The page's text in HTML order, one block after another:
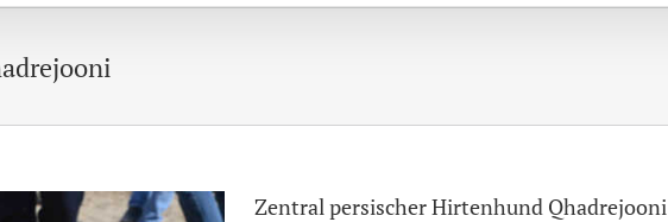
Zentral persischer Hirtenhund Qhadrejooni